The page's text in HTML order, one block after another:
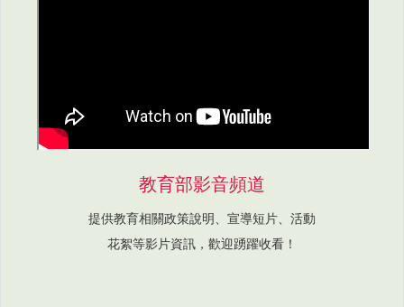
教育部影音頻道
提供教育相關政策說明、宣導短片、活動
花絮等影片資訊，歡迎踴躍收看！